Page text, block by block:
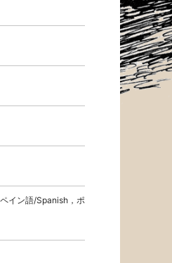
イン語/Spanish，ポ